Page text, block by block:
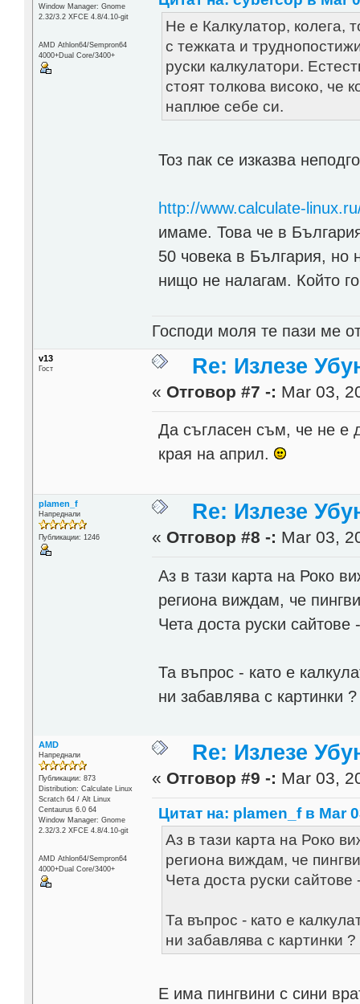
Window Manager: Gnome
2.32/3.2 XFCE 4.8/4.10-git
AMD Athlon64/Sempron64
4000+Dual Core/3400+
Не е Калкулатор, колега,
с тежката и
руски калкулатори.
стоят толкова високо, че
наплюе себе си.
Тоз пак се изказва
http://www.calculate-
имаме. Това че в
50 човека в България, но
нищо не налагам. Който
Господи моля те пази ме
v13
Гост Re: Излезе
« Отговор #7 -: Mar 03,
Да съгласен съм, че не е
края на април.
plamen_f
Напреднали
Публикации: 1246
Re: Излезе
« Отговор #8 -: Mar 03,
Аз в тази карта на Роко
региона виждам, че
Чета доста руски
Та въпрос - като е
ни забавлява с картинки ?
AMD
Напреднали
Публикации: 873
Distribution: Calculate Linux
Scratch 64 / Alt Linux
Centaurus 6.0 64
Window Manager: Gnome
2.32/3.2 XFCE 4.8/4.10-git
AMD Athlon64/Sempron64
4000+Dual Core/3400+
Re: Излезе
« Отговор #9 -: Mar 03,
Цитат на: plamen_f в Mar
Аз в тази карта на Роко
региона виждам, че
Чета доста руски
Та въпрос - като е
ни забавлява с картинки ?
Е има пингвини с сини